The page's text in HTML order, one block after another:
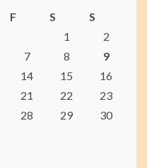
F S
S
1
2
7 8
9
14 15
16
21 22
23
28 29
30